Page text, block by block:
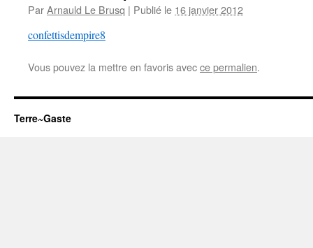
ParArnauld Le Brusq | Publié le 16 janvier 2012
confettisdempire8
Vous pouvez la mettre en favoris avecce permalien.
Terre~Gaste